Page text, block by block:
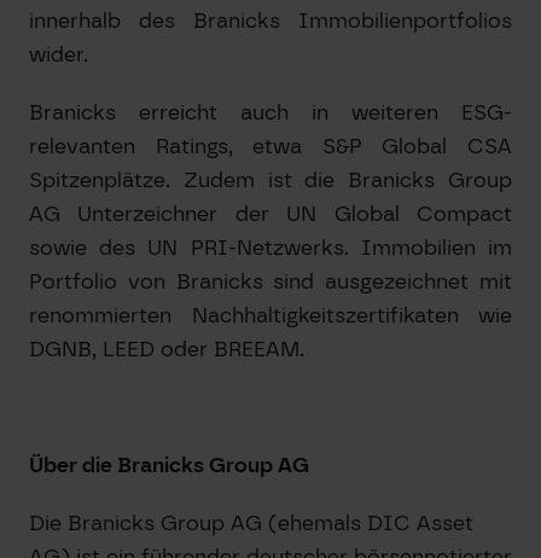
innerhalb des Branicks Immobilienportfolios
wider.
Branicks erreicht auch in weiteren ESG-
relevanten Ratings, etwa S&P Global CSA
Spitzenplätze. Zudem ist die Branicks Group
AG Unterzeichner der UN Global Compact
sowie des UN PRI-Netzwerks. Immobilien im
Portfolio von Branicks sind ausgezeichnet mit
renommierten Nachhaltigkeitszertifikaten wie
DGNB, LEED oder BREEAM.
Über die Branicks Group AG
Die Branicks Group AG (ehemals DIC Asset